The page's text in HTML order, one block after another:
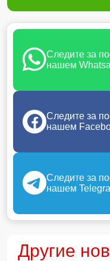
Следите за
нашем
Следите за
нашем
Следите за
нашем
Другие